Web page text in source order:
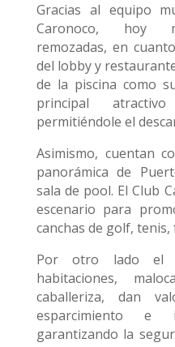
Gracias al equipo
Caronoco, hoy
remozadas, en
del lobby y
de la piscina como
principal
permitiéndole el
Asimismo, cuentan
panorámica de
sala de pool. El Club
escenario para
canchas de golf,
Por otro lado el
habitaciones,
caballeriza, dan
esparcimiento e
garantizando la